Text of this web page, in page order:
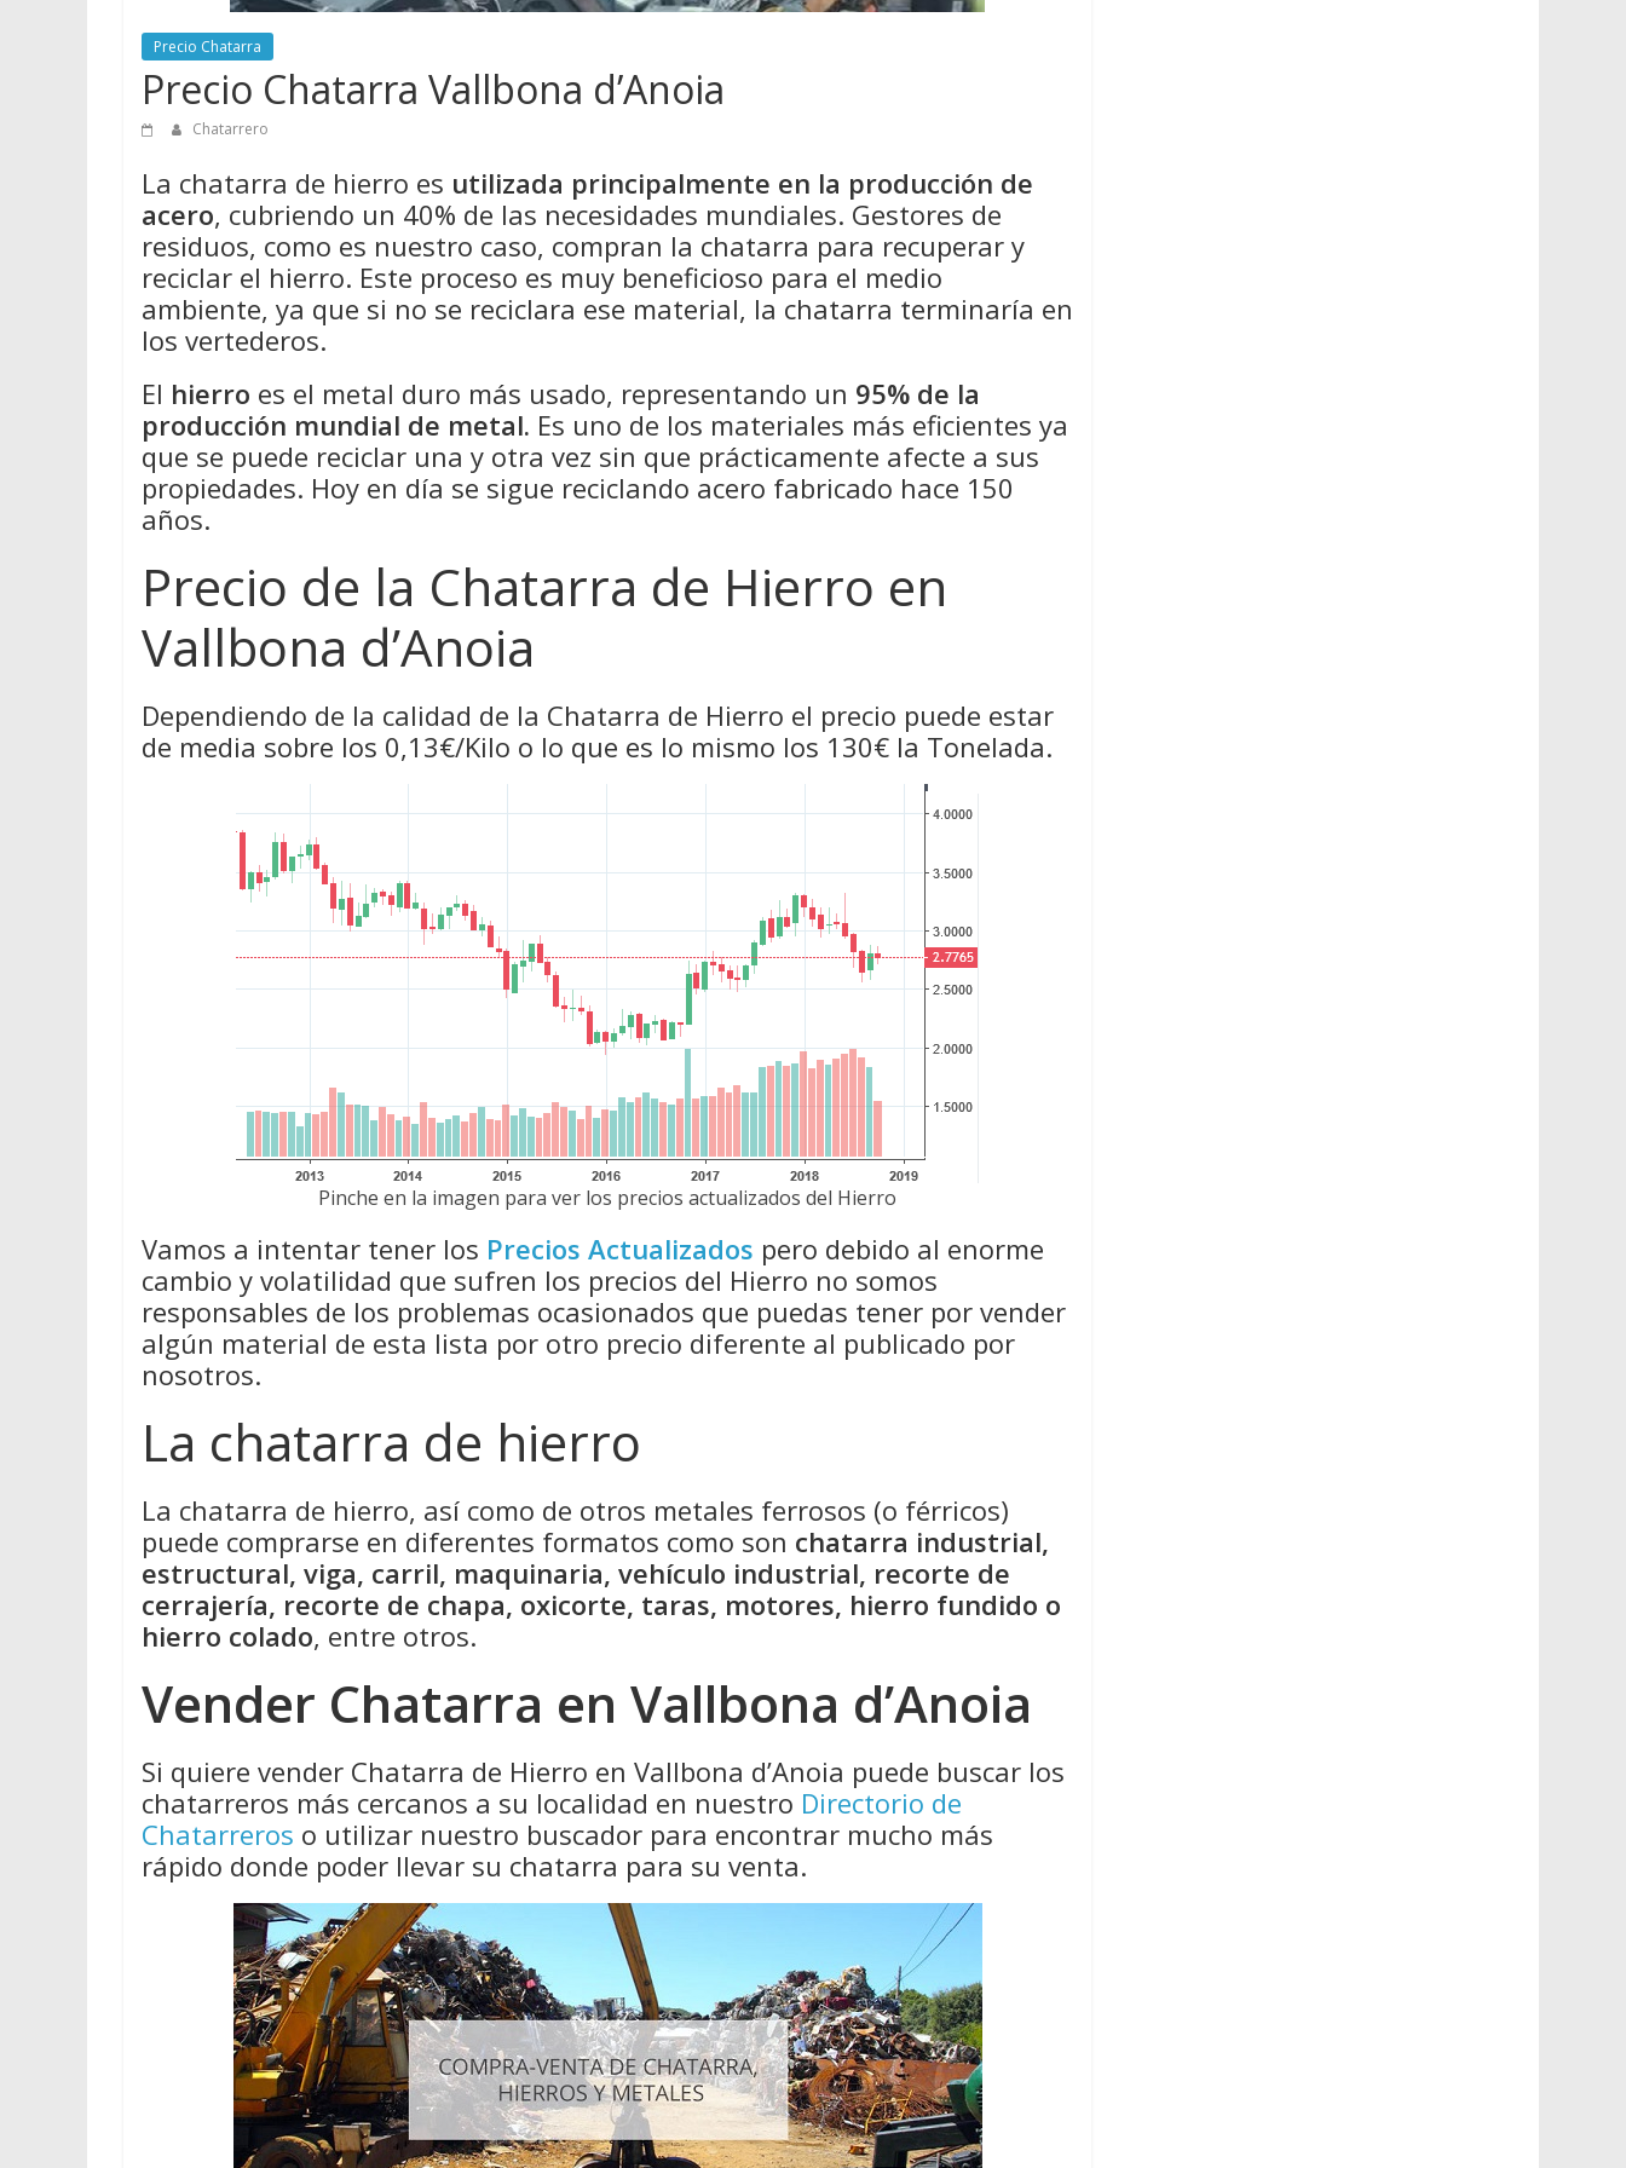
Precio Chatarra
Precio Chatarra Vallbona d’Anoia
Chatarrero
La chatarra de hierro es utilizada principalmente en la producción de
acero, cubriendo un 40% de las necesidades mundiales. Gestores de
residuos, como es nuestro caso, compran la chatarra para recuperar y
reciclar el hierro. Este proceso es muy beneficioso para el medio
ambiente, ya que si no se reciclara ese material, la chatarra terminaría en
los vertederos.
El hierro es el metal duro más usado, representando un 95% de la
producción mundial de metal. Es uno de los materiales más eficientes ya
que se puede reciclar una y otra vez sin que prácticamente afecte a sus
propiedades. Hoy en día se sigue reciclando acero fabricado hace 150
años.
Precio de la Chatarra de Hierro en
Vallbona d’Anoia
Dependiendo de la calidad de la Chatarra de Hierro el precio puede estar
de media sobre los 0,13€/Kilo o lo que es lo mismo los 130€ la Tonelada.
Pinche en la imagen para ver los precios actualizados del Hierro
Vamos a intentar tener los Precios Actualizados pero debido al enorme
cambio y volatilidad que sufren los precios del Hierro no somos
responsables de los problemas ocasionados que puedas tener por vender
algún material de esta lista por otro precio diferente al publicado por
nosotros.
La chatarra de hierro
La chatarra de hierro, así como de otros metales ferrosos (o férricos)
puede comprarse en diferentes formatos como son chatarra industrial,
estructural, viga, carril, maquinaria, vehículo industrial, recorte de
cerrajería, recorte de chapa, oxicorte, taras, motores, hierro fundido o
hierro colado, entre otros.
Vender Chatarra en Vallbona d’Anoia
Si quiere vender Chatarra de Hierro en Vallbona d’Anoia puede buscar los
chatarreros más cercanos a su localidad en nuestro Directorio de
Chatarreros o utilizar nuestro buscador para encontrar mucho más
rápido donde poder llevar su chatarra para su venta.